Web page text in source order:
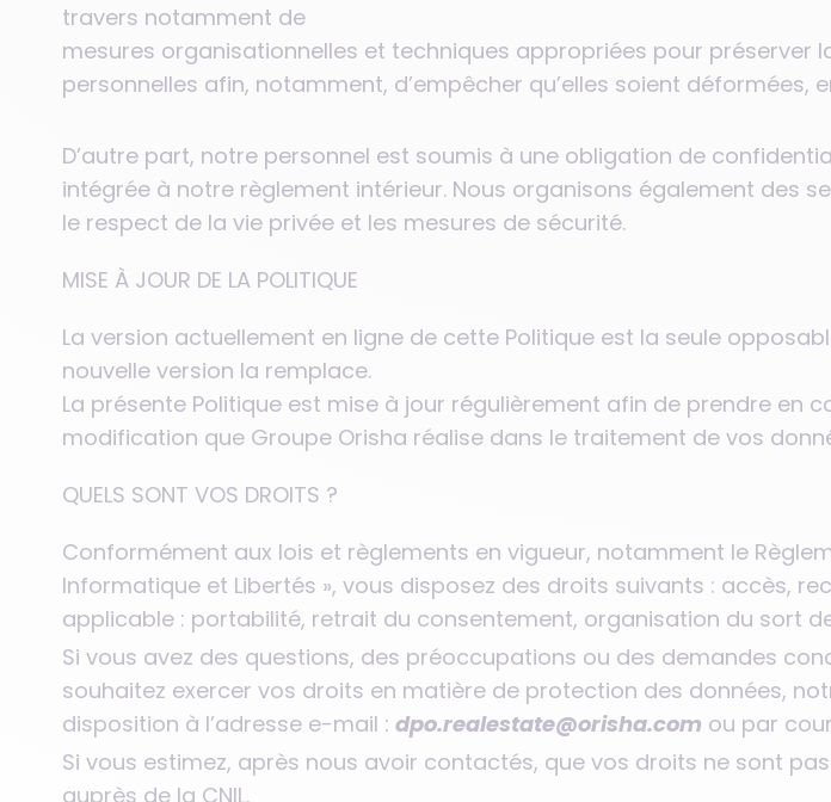
travers notamment de
mesures organisationnelles et techniques appropriées pour préserver
personnelles afin, notamment, d’empêcher qu’elles soient
D’autre part, notre personnel est soumis à une obligation de
intégrée à notre règlement intérieur. Nous organisons également des
le respect de la vie privée et les mesures de sécurité.
MISE À JOUR DE LA POLITIQUE
La version actuellement en ligne de cette Politique est la seule
nouvelle version la remplace.
La présente Politique est mise à jour régulièrement afin de prendre
modification que Groupe Orisha réalise dans le traitement de vos
QUELS SONT VOS DROITS ?
Conformément aux lois et règlements en vigueur, notamment le
Informatique et Libertés », vous disposez des droits suivants : accès,
applicable : portabilité, retrait du consentement, organisation du sort
Si vous avez des questions, des préoccupations ou des demandes
souhaitez exercer vos droits en matière de protection des données,
disposition à l’adresse e-mail : dpo.realestate@orisha.com ou par
Si vous estimez, après nous avoir contactés, que vos droits ne sont
auprès de la CNIL.